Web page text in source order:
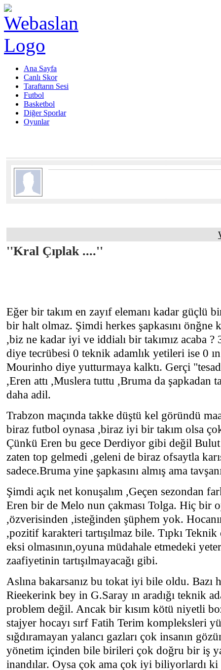
Ana Sayfa
Canlı Skor
Taraftarın Sesi
Futbol
Basketbol
Diğer Sporlar
Oyunlar
''Kral Çıplak ....''
Eğer bir takım en zayıf elemanı kadar güçlü
bir halt olmaz. Şimdi herkes şapkasını önğne
,biz ne kadar iyi ve iddialı bir takımız acaba ?
diye tecrübesi 0 teknik adamlık yetileri ise 0
Mourinho diye yutturmaya kalktı. Gerçi
,Eren attı ,Muslera tuttu ,Bruma da şapkadan
daha adil.
Trabzon maçında takke düştü kel göründü
biraz futbol oynasa ,biraz iyi bir takım olsa
Çünkü Eren bu gece Derdiyor gibi değil
zaten top gelmedi ,geleni de biraz ofsaytla
sadece.Bruma yine şapkasını almış ama
Şimdi açık net konuşalım ,Geçen sezondan
Eren bir de Melo nun çakması Tolga. Hiç bir
,özverisinden ,isteğinden şüphem yok.
,pozitif karakteri tartışılmaz bile. Tıpkı
eksi olmasının,oyuna müdahale etmedeki
zaafiyetinin tartışılmayacağı gibi.
Aslına bakarsanız bu tokat iyi bile oldu. Bazı
Rieekerink bey in G.Saray ın aradığı teknik
problem değil. Ancak bir kısım kötü niyetli
stajyer hocayı sırf Fatih Terim kompleksleri
sığdıramayan yalancı gazları çok insanın
yönetim içinden bile birileri çok doğru bir iş
inandılar. Oysa çok ama çok iyi biliyorlardı